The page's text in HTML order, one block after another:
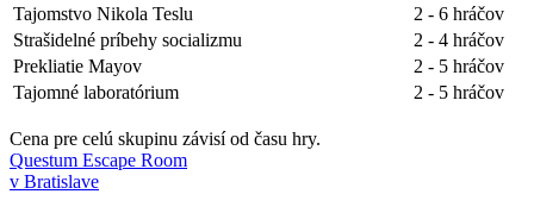
Tajomstvo Nikola Teslu
2 - 6 hráčov
Strašidelné príbehy socializmu
2 - 4 hráčov
Prekliatie Mayov
2 - 5 hráčov
Tajomné laboratórium
2 - 5 hráčov
Cena pre celú skupinu závisí od času hry.
Questum Escape Room
v Bratislave